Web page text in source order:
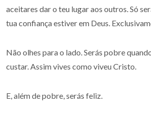
aceitares dar o teu lugar aos outros. Só
tua confiança estiver em Deus.
Não olhes para o lado. Serás pobre
custar. Assim vives como viveu Cristo.
E, além de pobre, serás feliz.